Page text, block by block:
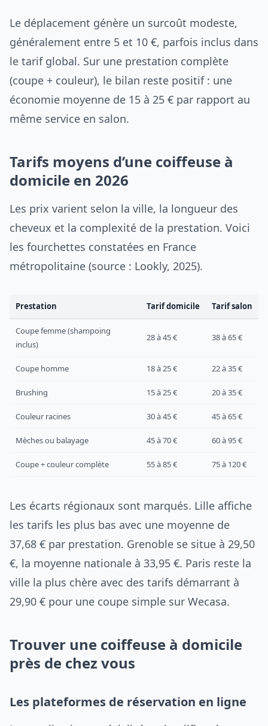
Le déplacement génère un surcoût modeste,
généralement entre 5 et 10 €, parfois inclus dans
le tarif global. Sur une prestation complète
(coupe + couleur), le bilan reste positif : une
économie moyenne de 15 à 25 € par rapport au
même service en salon.
Tarifs moyens d’une coiffeuse à
domicile en 2026
Les prix varient selon la ville, la longueur des
cheveux et la complexité de la prestation. Voici
les fourchettes constatées en France
métropolitaine (source : Lookly, 2025).
Prestation Tarif domicile Tarif salon
Coupe femme (shampoing
inclus)
28 à 45 € 38 à 65 €
Coupe homme 18 à 25 € 22 à 35 €
Brushing 15 à 25 € 20 à 35 €
Couleur racines 30 à 45 € 45 à 65 €
Mèches ou balayage 45 à 70 € 60 à 95 €
Coupe + couleur complète 55 à 85 € 75 à 120 €
Les écarts régionaux sont marqués. Lille affiche
les tarifs les plus bas avec une moyenne de
37,68 € par prestation. Grenoble se situe à 29,50
€, la moyenne nationale à 33,95 €. Paris reste la
ville la plus chère avec des tarifs démarrant à
29,90 € pour une coupe simple sur Wecasa.
Trouver une coiffeuse à domicile
près de chez vous
Les plateformes de réservation en ligne